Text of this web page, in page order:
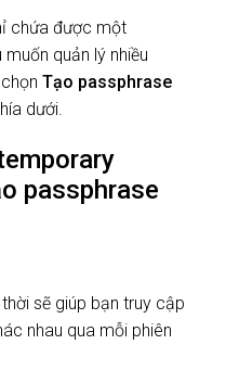
chứa được một
quản lý nhiều
Tạo passphrase
dưới.
passphrase
sẽ giúp bạn truy cập
nhau qua mỗi phiên